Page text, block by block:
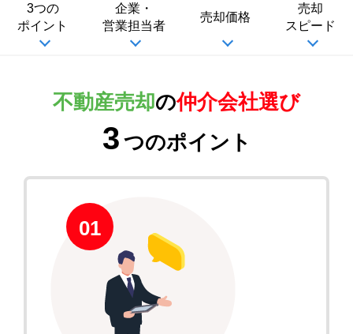
3つの
ポイント
企業・
営業担当者
売却価格
売却
スピード
不動産売却の仲介会社選び
3 つのポイント
01